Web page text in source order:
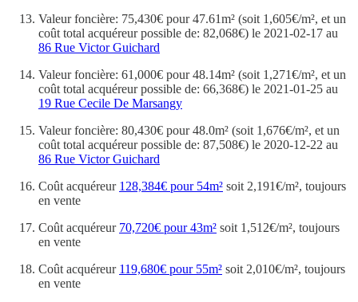
Valeur foncière: 75,430€ pour 47.61m² (soit 1,605€/m², et un
coût total acquéreur possible de: 82,068€) le 2021-02-17 au
86 Rue Victor Guichard
Valeur foncière: 61,000€ pour 48.14m² (soit 1,271€/m², et un
coût total acquéreur possible de: 66,368€) le 2021-01-25 au
19 Rue Cecile De Marsangy
Valeur foncière: 80,430€ pour 48.0m² (soit 1,676€/m², et un
coût total acquéreur possible de: 87,508€) le 2020-12-22 au
86 Rue Victor Guichard
Coût acquéreur 128,384€ pour 54m² soit 2,191€/m², toujours
en vente
Coût acquéreur 70,720€ pour 43m² soit 1,512€/m², toujours
en vente
Coût acquéreur 119,680€ pour 55m² soit 2,010€/m², toujours
en vente